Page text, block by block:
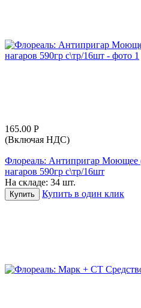
165.00 Р
(Включая НДС)
Флореаль: Антипригар Моющее
нагаров 590гр с\тр/16шт
На складе: 34 шт.
Купить Купить в один клик